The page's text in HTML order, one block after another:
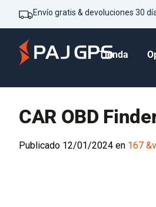
Envío gratis & devoluciones 30
Tienda
CAR OBD
Publicado 12/01/2024 en 167